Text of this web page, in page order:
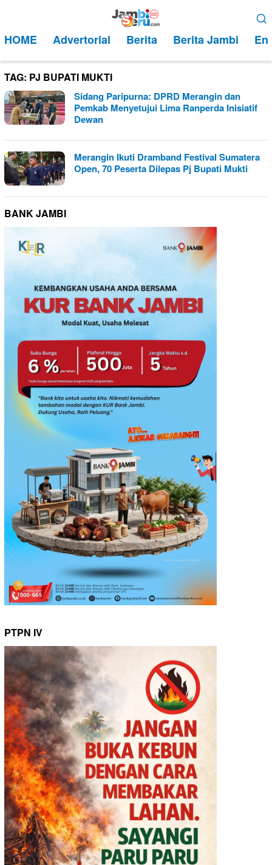
kontenMobile
HOME Advertorial Berita Berita Jambi
TAG: PJ BUPATI MUKTI
Sidang Paripurna: DPRD Merangin dan
Pemkab Menyetujui Lima Ranperda Inisiatif
Dewan
Merangin Ikuti Dramband Festival Sumatera
Open, 70 Peserta Dilepas Pj Bupati Mukti
BANK JAMBI
PTPN IV